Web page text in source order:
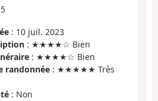
5
: 10 juil. 2023
: ★★★★☆ Bien
: ★★★★☆ Bien
randonnée : ★★★★★ Très
: Non